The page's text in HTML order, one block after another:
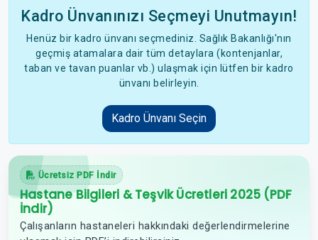
Kadro Ünvanınızı Seçmeyi Unutmayın!
Henüz bir kadro ünvanı seçmediniz. Sağlık Bakanlığı'nın
geçmiş atamalara dair tüm detaylara (kontenjanlar,
taban ve tavan puanlar vb.) ulaşmak için lütfen bir kadro
ünvanı belirleyin.
Kadro Ünvanı Seçin
Ücretsiz PDF İndir
Hastane Bilgileri & Teşvik Ücretleri 2025 (PDF
İndir)
Çalışanların hastaneleri hakkındaki değerlendirmelerine